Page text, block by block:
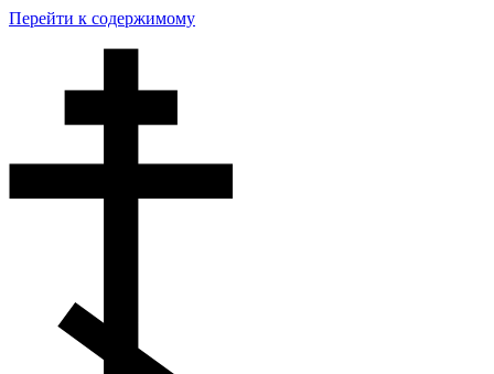
Перейти к содержимому